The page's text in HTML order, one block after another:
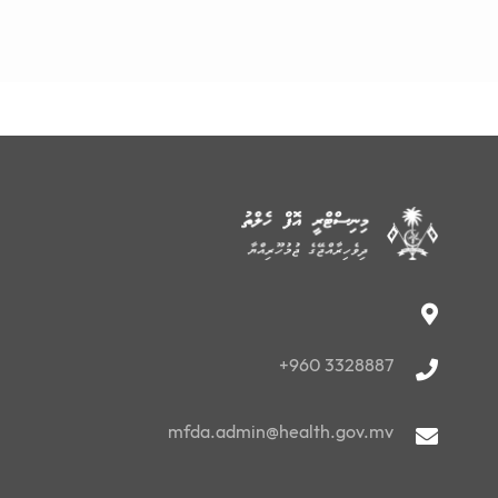
+960 3328887
mfda.admin@health.gov.mv